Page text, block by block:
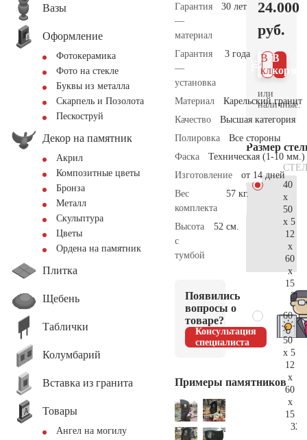
Вазы
Оформление
Фотокерамика
Фото на стекле
Буквы из металла
Скарпель и Позолота
Пескоструй
Декор на памятник
Акрил
Композитные цветы
Бронза
Металл
Скульптура
Цветы
Ордена на памятник
Плитка
Щебень
Таблички
Колумбарий
Вставка из гранита
Товары
Ангел на могилу
Гарантия
—
материал
30 лет
Гарантия
—
установка
3 года
Материал
Карельский гранит
Качество
Высшая категория
Полировка
Все стороны
Фаска
Техническая (1-10 мм.)
Изготовление
от 14 дней
Вес
комплекта
57 кг.
Высота
с
тумбой
52 см.
Появились
вопросы о
товаре?
Консультация
специалиста
Примеры памятников
24.000
руб.
В
В 1
клик
или
наличные.
Размер
40
x
50
x 5
12
x
60
x
15
60
x
50
x 5
12
x
60
x
15